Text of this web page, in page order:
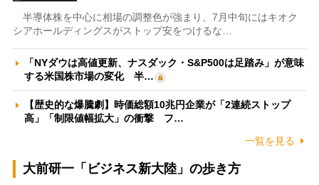
半導体株を中心に相場の調整色が強まり、7月中旬にはキオク
シアホールディングスがストップ安をつけるな…
「NYダウは高値更新、ナスダック・S&P500は足踏み」が意味
する米国株市場の変化 半…
【歴史的な爆騰劇】時価総額10兆円企業が「2連続ストップ
高」「制限値幅拡大」の衝撃 フ…
一覧を見る
大前研一「ビジネス新大陸」の歩き方